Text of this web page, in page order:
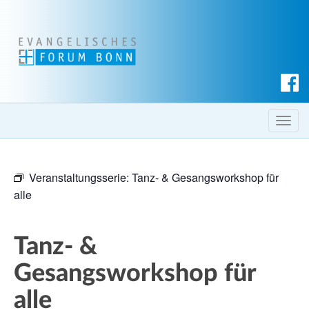
c
h T
o
Veranstaltungsserie: Tanz- & Gesangsworkshop für
alle
Tanz- &
Gesangsworkshop für
alle